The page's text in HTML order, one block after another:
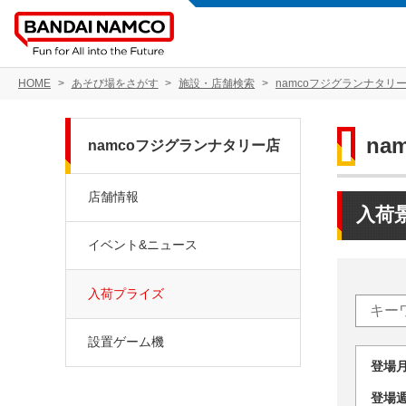
HOME あそび場をさがす 施設・店舗検索 namcoフジグランナタリ
入荷
登
登
namcoフジグランナタリー店
店舗情報
イベント&ニュース
入荷プライズ
設置ゲーム機